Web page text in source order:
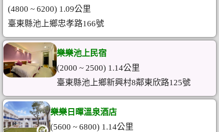
(4800 ~ 6200) 1.09公里
臺東縣池上鄉忠孝路166號
樂樂池上民宿
(2000 ~ 2500) 1.14公里
臺東縣池上鄉新興村8鄰東欣路125號
樂樂日暉溫泉酒店
(5600 ~ 6800) 1.14公里